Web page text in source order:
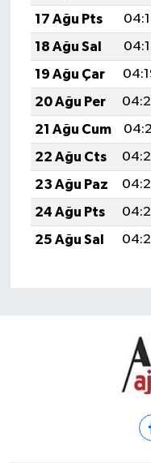
17 Ağu Pts
18 Ağu Sal
19 Ağu Çar
20 Ağu Per
21 Ağu Cum
22 Ağu Cts
23 Ağu Paz
24 Ağu Pts
25 Ağu Sal